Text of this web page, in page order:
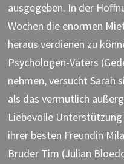
ausgegeben. In der
Wochen die enormen
heraus verdienen zu
Psychologen-Vaters
nehmen, versucht Sarah
als das vermutlich
Liebevolle
ihrer besten Freundin
Bruder Tim (Julian